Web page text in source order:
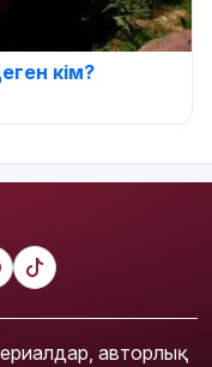
кім?
авторлық